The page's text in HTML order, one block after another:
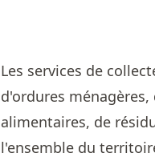
Les services de
d'ordures
alimentaires, de
l'ensemble du